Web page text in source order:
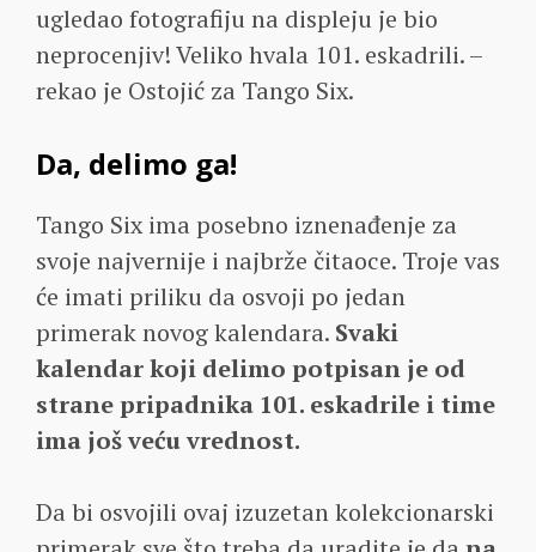
ugledao fotografiju na displeju je bio
neprocenjiv! Veliko hvala 101. eskadrili. –
rekao je Ostojić za Tango Six.
Da, delimo ga!
Tango Six ima posebno iznenađenje za
svoje najvernije i najbrže čitaoce. Troje vas
će imati priliku da osvoji po jedan
primerak novog kalendara. Svaki
kalendar koji delimo potpisan je od
strane pripadnika 101. eskadrile i time
ima još veću vrednost.
Da bi osvojili ovaj izuzetan kolekcionarski